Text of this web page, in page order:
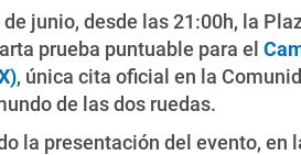
junio, desde las 21:00h, la
prueba puntuable para el
, única cita oficial en la
de las dos ruedas.
la presentación del evento, en